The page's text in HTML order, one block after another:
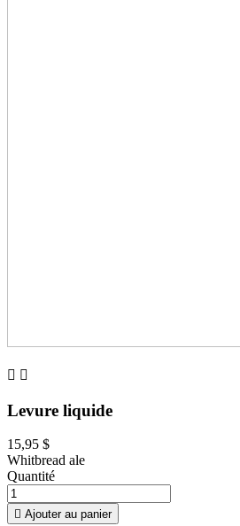
 
Levure liquide
15,95 $
Whitbread ale
Quantité
 Ajouter au panier